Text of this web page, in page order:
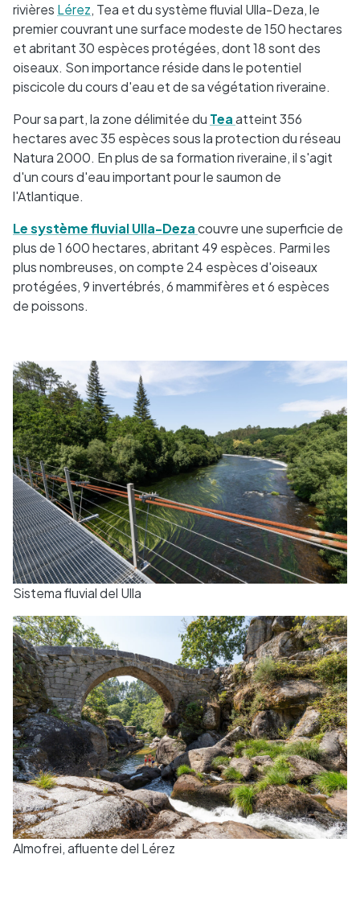
rivières Lérez, Tea et du système fluvial Ulla-Deza, le
premier couvrant une surface modeste de 150 hectares
et abritant 30 espèces protégées, dont 18 sont des
oiseaux. Son importance réside dans le potentiel
piscicole du cours d'eau et de sa végétation riveraine.
Pour sa part, la zone délimitée du Teaatteint 356
hectares avec 35 espèces sous la protection du réseau
Natura 2000. En plus de sa formation riveraine, il s'agit
d'un cours d'eau important pour le saumon de
l'Atlantique.
Le système fluvial Ulla-Dezacouvre une superficie de
plus de 1 600 hectares, abritant 49 espèces. Parmi les
plus nombreuses, on compte 24 espèces d'oiseaux
protégées, 9 invertébrés, 6 mammifères et 6 espèces
de poissons.
Sistema fluvial del Ulla
Almofrei, afluente del Lérez